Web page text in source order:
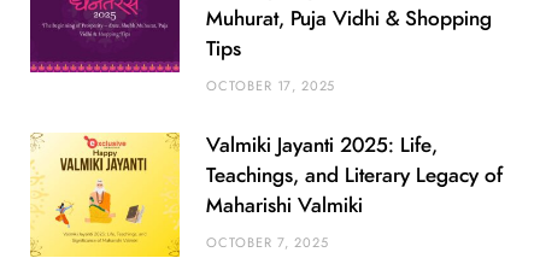
Muhurat, Puja Vidhi & Shopping
Tips
OCTOBER 17, 2025
Valmiki Jayanti 2025: Life,
Teachings, and Literary Legacy of
Maharishi Valmiki
OCTOBER 7, 2025